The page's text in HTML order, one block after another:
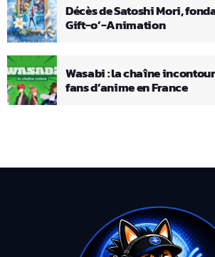
Décès de Satoshi Mori,
Gift-o’-Animation
Wasabi : la chaîne
fans d’anime en France